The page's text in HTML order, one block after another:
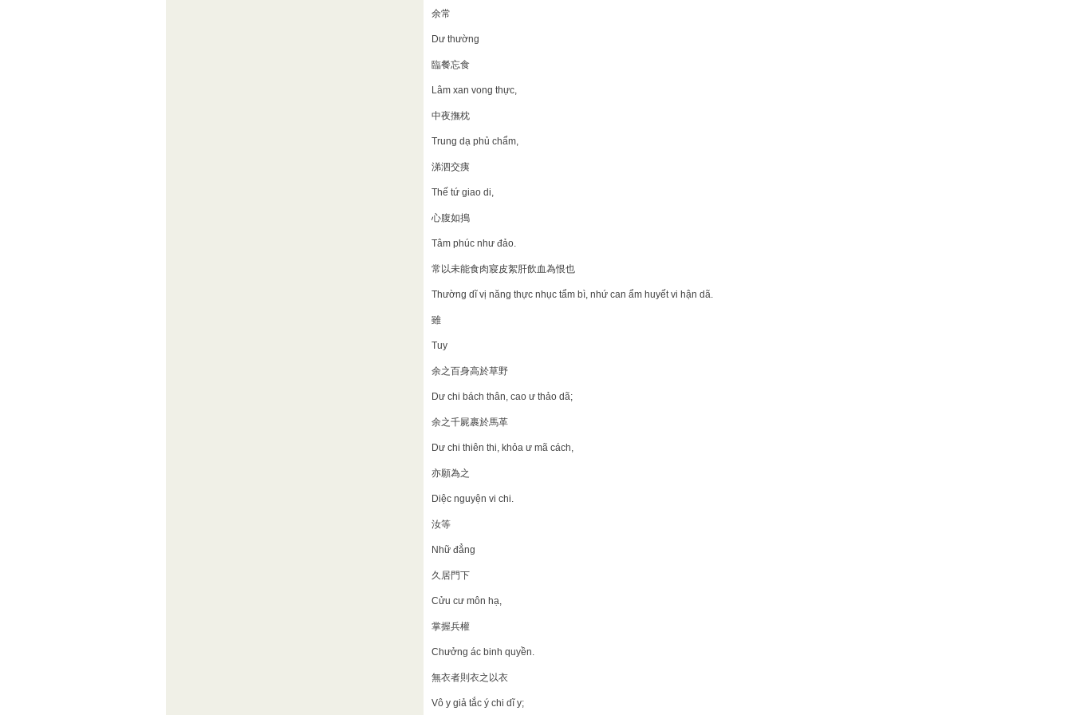
余常
Dư thường
臨餐忘食
Lâm xan vong thực,
中夜撫枕
Trung dạ phủ chẩm,
涕泗交痍
Thế tứ giao di,
心腹如搗
Tâm phúc như đảo.
常以未能食肉寢皮絮肝飲血為恨也
Thường dĩ vị năng thực nhục tẩm bì, nhứ can ẩm huyết vi hận dã.
雖
Tuy
余之百身高於草野
Dư chi bách thân, cao ư thảo dã;
余之千屍裹於馬革
Dư chi thiên thi, khỏa ư mã cách,
亦願為之
Diệc nguyện vi chi.
汝等
Nhữ đẳng
久居門下
Cửu cư môn hạ,
掌握兵權
Chưởng ác binh quyền.
無衣者則衣之以衣
Vô y giả tắc ý chi dĩ y;